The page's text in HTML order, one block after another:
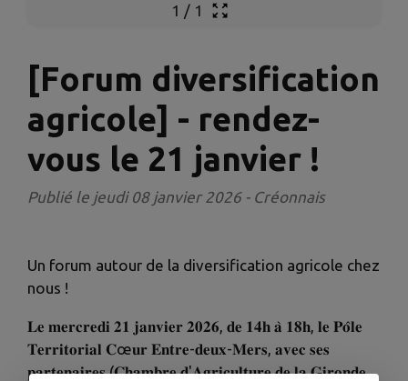
1 / 1
[Forum diversification
agricole] - rendez-
vous le 21 janvier !
Publié le jeudi 08 janvier 2026 - Créonnais
Un forum autour de la diversification agricole chez
nous !
𝐋𝐞 𝐦𝐞𝐫𝐜𝐫𝐞𝐝𝐢 𝟐𝟏 𝐣𝐚𝐧𝐯𝐢𝐞𝐫 𝟐𝟎𝟐𝟔, 𝐝𝐞 𝟏𝟒𝐡 𝐚̀ 𝟏𝟖𝐡, 𝐥𝐞 𝐏𝐨̂𝐥𝐞
𝐓𝐞𝐫𝐫𝐢𝐭𝐨𝐫𝐢𝐚𝐥 𝐂œ𝐮𝐫 𝐄𝐧𝐭𝐫𝐞-𝐝𝐞𝐮𝐱-𝐌𝐞𝐫𝐬, 𝐚𝐯𝐞𝐜 𝐬𝐞𝐬
𝐩𝐚𝐫𝐭𝐞𝐧𝐚𝐢𝐫𝐞𝐬 (𝐂𝐡𝐚𝐦𝐛𝐫𝐞 𝐝'𝐀𝐠𝐫𝐢𝐜𝐮𝐥𝐭𝐮𝐫𝐞 𝐝𝐞 𝐥𝐚 𝐆𝐢𝐫𝐨𝐧𝐝𝐞,